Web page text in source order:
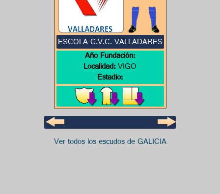
ESCOLA C.V.C. VALLADARES
Año Fundación:
Localidad:VIGO
Estadio:
Ver todos los escudos de GALICIA